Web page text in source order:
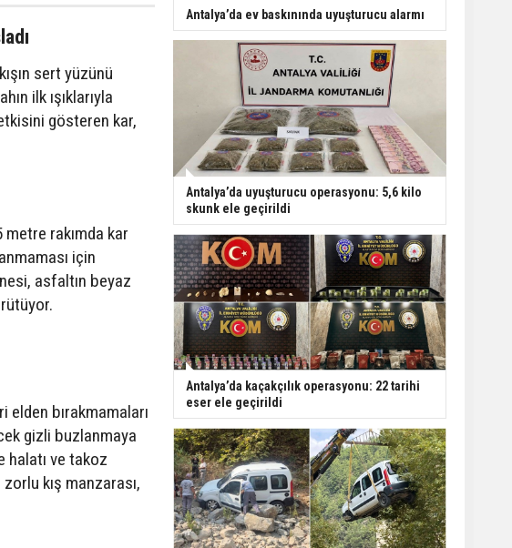
sert yüzünü
ilk ışıklarıyla
gösteren kar,
rakımda kar
için
asfaltın beyaz
bırakmamaları
gizli buzlanmaya
halatı ve takoz
kış manzarası,
Serik'te Orman Yangını!
İlk Müdahale
Vatandaşlardan
Manavgat'ta Anne ve
Kızına Otomobil Çarptı
Finike açıklarında 50
buluştu
Antalya’da ev baskınında uyuşturucu alarmı
Antalya’da uyuşturucu operasyonu: 5,6 kilo
skunk ele geçirildi
Antalya’da kaçakçılık operasyonu: 22 tarihi
eser ele geçirildi